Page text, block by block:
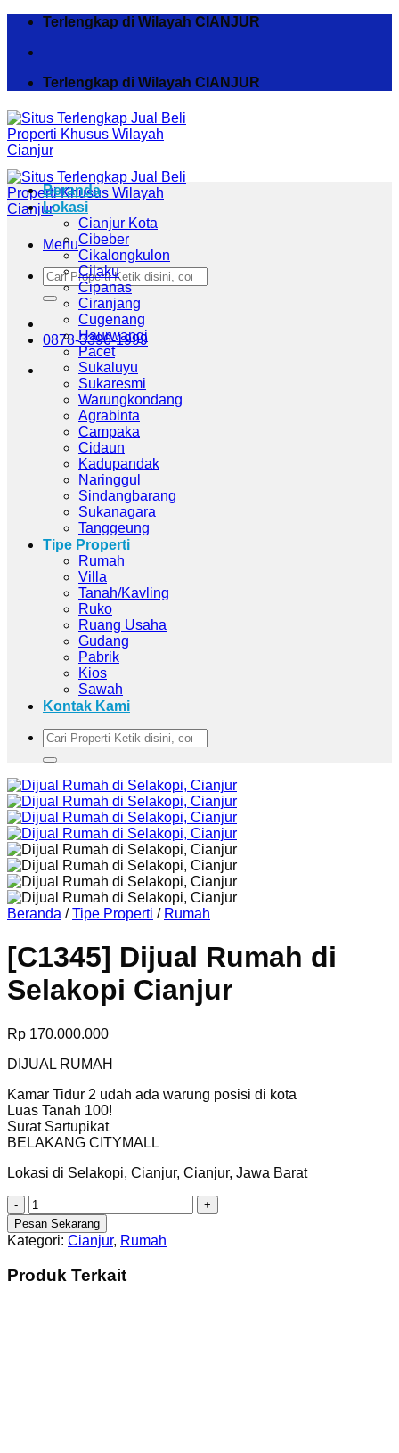
Skip
content
Terlengkap di Wilayah CIANJUR
Terlengkap di Wilayah CIANJUR
Menu
Pencarian
untuk:
0878-3396-1999
Beranda
Lokasi
Cianjur Kota
Cibeber
Cikalongkulon
Cilaku
Cipanas
Ciranjang
Cugenang
Haurwangi
Pacet
Sukaluyu
Sukaresmi
Warungkondang
Agrabinta
Campaka
Cidaun
Kadupandak
Naringgul
Sindangbarang
Sukanagara
Tanggeung
Tipe Properti
Rumah
Villa
Tanah/Kavling
Ruko
Ruang Usaha
Gudang
Pabrik
Kios
Sawah
Kontak Kami
Pencarian
untuk:
Beranda / Tipe Properti / Rumah
[C1345] Dijual Rumah di
Selakopi Cianjur
Rp 170.000.000
DIJUAL RUMAH
Kamar Tidur 2 udah ada warung posisi di kota
Luas Tanah 100!
Surat Sartupikat
BELAKANG CITYMALL
Lokasi di Selakopi, Cianjur, Cianjur, Jawa Barat
Kuantitas
[C1345]
Dijual
Rumah
Selakopi
Pesan Sekarang
Kategori: Cianjur, Rumah
Produk Terkait